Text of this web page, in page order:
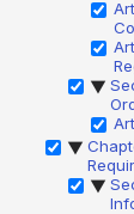
▶
▶
▶